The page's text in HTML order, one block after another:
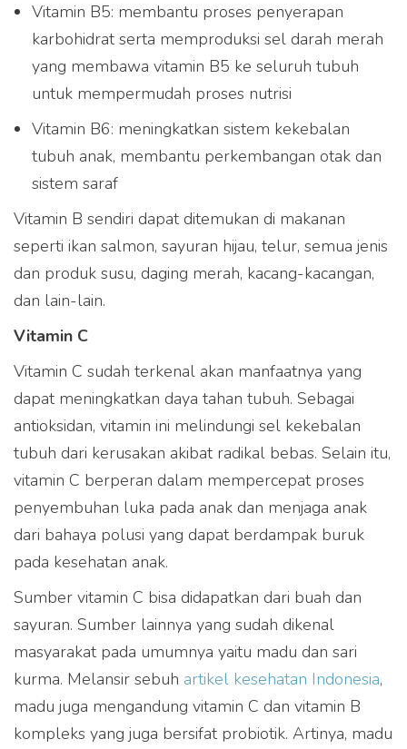
Vitamin B5: membantu proses penyerapan
karbohidrat serta memproduksi sel darah merah
yang membawa vitamin B5 ke seluruh tubuh
untuk mempermudah proses nutrisi
Vitamin B6: meningkatkan sistem kekebalan
tubuh anak, membantu perkembangan otak dan
sistem saraf
Vitamin B sendiri dapat ditemukan di makanan
seperti ikan salmon, sayuran hijau, telur, semua jenis
dan produk susu, daging merah, kacang-kacangan,
dan lain-lain.
Vitamin C
Vitamin C sudah terkenal akan manfaatnya yang
dapat meningkatkan daya tahan tubuh. Sebagai
antioksidan, vitamin ini melindungi sel kekebalan
tubuh dari kerusakan akibat radikal bebas. Selain itu,
vitamin C berperan dalam mempercepat proses
penyembuhan luka pada anak dan menjaga anak
dari bahaya polusi yang dapat berdampak buruk
pada kesehatan anak.
Sumber vitamin C bisa didapatkan dari buah dan
sayuran. Sumber lainnya yang sudah dikenal
masyarakat pada umumnya yaitu madu dan sari
kurma. Melansir sebuh artikel kesehatan Indonesia,
madu juga mengandung vitamin C dan vitamin B
kompleks yang juga bersifat probiotik. Artinya, madu